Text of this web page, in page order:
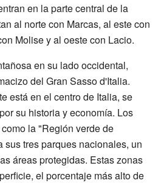
en la parte central de la
al norte con Marcas, al este con
Molise y al oeste con Lacio.
en su lado occidental,
del Gran Sasso d'Italia.
está en el centro de Italia, se
su historia y economía. Los
la "Región verde de
sus tres parques nacionales, un
áreas protegidas. Estas zonas
el porcentaje más alto de